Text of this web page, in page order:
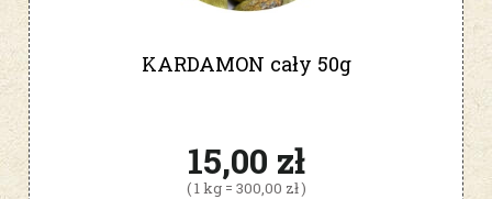
KARDAMON cały 50g
15,00 zł
( 1 kg = 300,00 zł )